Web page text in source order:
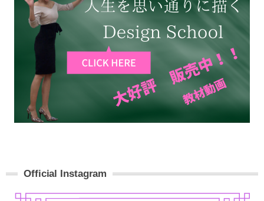
Official Instagram